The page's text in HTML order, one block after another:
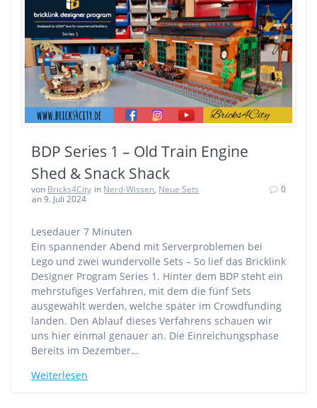
BDP Series 1 – Old Train Engine
Shed & Snack Shack
von Bricks4City in Nerd-Wissen, Neue Sets
an 9. Juli 2024
0
Lesedauer 7 Minuten
Ein spannender Abend mit Serverproblemen bei
Lego und zwei wundervolle Sets – So lief das Bricklink
Designer Program Series 1. Hinter dem BDP steht ein
mehrstufiges Verfahren, mit dem die fünf Sets
ausgewählt werden, welche später im Crowdfunding
landen. Den Ablauf dieses Verfahrens schauen wir
uns hier einmal genauer an. Die Einreichungsphase
Bereits im Dezember…
Weiterlesen